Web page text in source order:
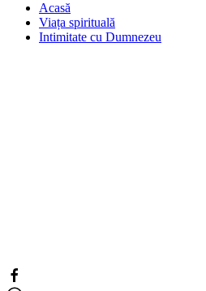
Acasă
Viața spirituală
Intimitate cu Dumnezeu